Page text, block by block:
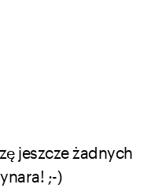
jeszcze żadnych
;-)